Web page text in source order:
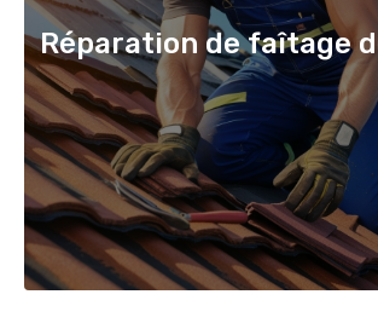
Réparation de faîtage